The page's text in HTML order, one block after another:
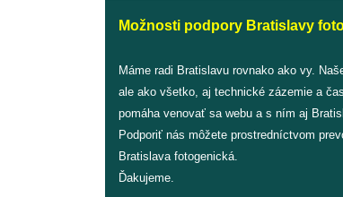
Možnosti podpory Bratislavy
Máme radi Bratislavu rovnako ako vy.
ale ako všetko, aj technické zázemie a
pomáha venovať sa webu a s ním aj
Podporiť nás môžete prostredníctvom
Bratislava fotogenická.
Ďakujeme.